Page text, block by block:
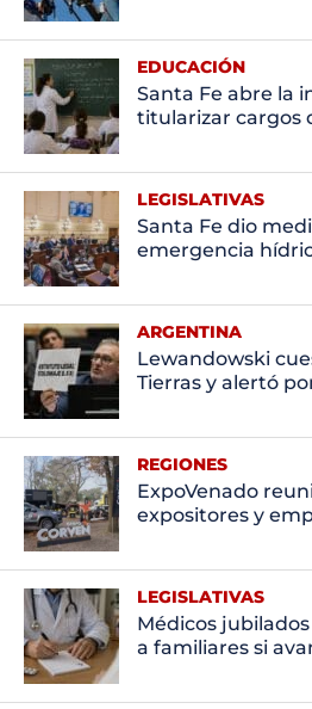
EDUCACIÓN
Santa Fe abre la
titularizar cargos
LEGISLATIVAS
Santa Fe dio
emergencia
ARGENTINA
Lewandowski
Tierras y alertó
REGIONES
ExpoVenado
expositores y
LEGISLATIVAS
Médicos
a familiares si